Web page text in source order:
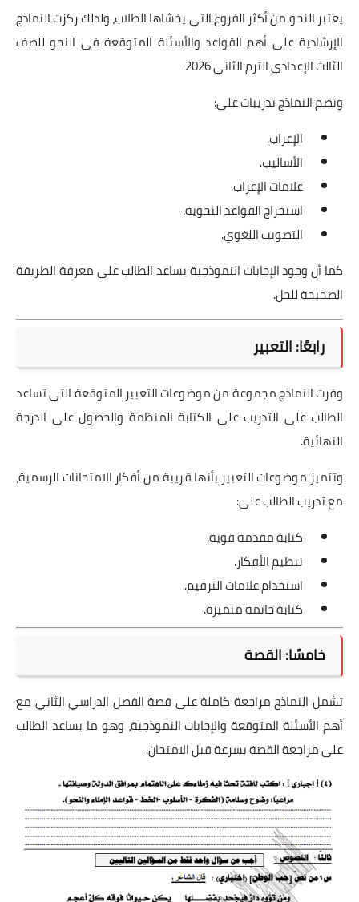
يعتبر النحو من أكثر الفروع التي يخشاها الطلاب، ولذلك ركزت النماذج
الإرشادية على أهم القواعد والأسئلة المتوقعة في النحو للصف
الثالث الإعدادي الترم الثاني 2026.
وتضم النماذج تدريبات على:
الإعراب.
الأساليب.
علامات الإعراب.
استخراج القواعد النحوية.
التصويب اللغوي.
كما أن وجود الإجابات النموذجية يساعد الطالب على معرفة الطريقة
الصحيحة للحل.
رابعًا: التعبير
وفرت النماذج مجموعة من موضوعات التعبير المتوقعة التي تساعد
الطالب على التدريب على الكتابة المنظمة والحصول على الدرجة
النهائية.
وتتميز موضوعات التعبير بأنها قريبة من أفكار الامتحانات الرسمية،
مع تدريب الطالب على:
كتابة مقدمة قوية.
تنظيم الأفكار.
استخدام علامات الترقيم.
كتابة خاتمة متميزة.
خامسًا: القصة
تشمل النماذج مراجعة كاملة على قصة الفصل الدراسي الثاني مع
أهم الأسئلة المتوقعة والإجابات النموذجية، وهو ما يساعد الطالب
على مراجعة القصة بسرعة قبل الامتحان.